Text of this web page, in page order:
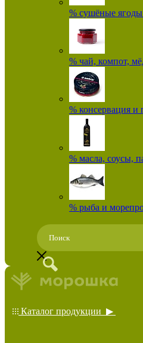
% сушёные
% чай, компот,
% консервация и
% масла, соусы,
% рыба и
Каталог продукции ▶